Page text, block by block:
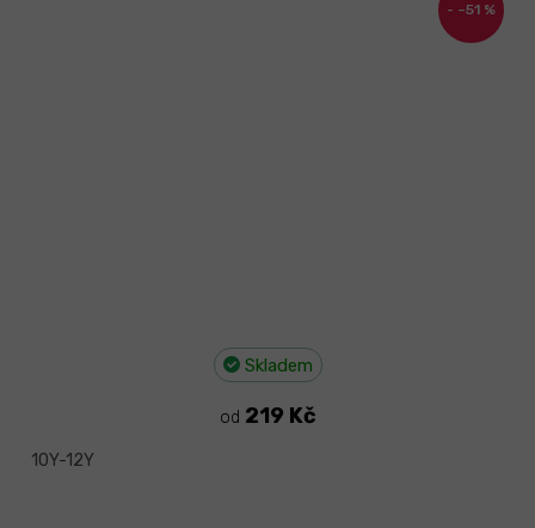
–51 %
Skladem
od 219 Kč
10Y-12Y